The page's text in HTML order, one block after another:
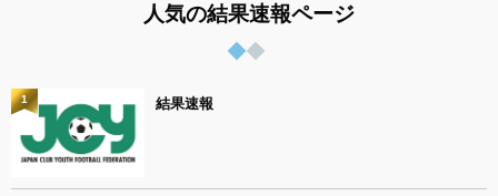
人気の結果速報ページ
結果速報
1